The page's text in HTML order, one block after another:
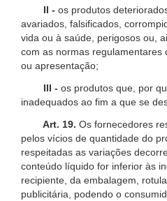
II - os produtos
avariados, falsificados,
vida ou à saúde, perigosos ou,
com as normas regulamentares
ou apresentação;
III - os produtos que, por
inadequados ao fim a que se
Art. 19. Os fornecedores
pelos vícios de quantidade do
respeitadas as variações
conteúdo líquido for inferior às
recipiente, da embalagem,
publicitária, podendo o